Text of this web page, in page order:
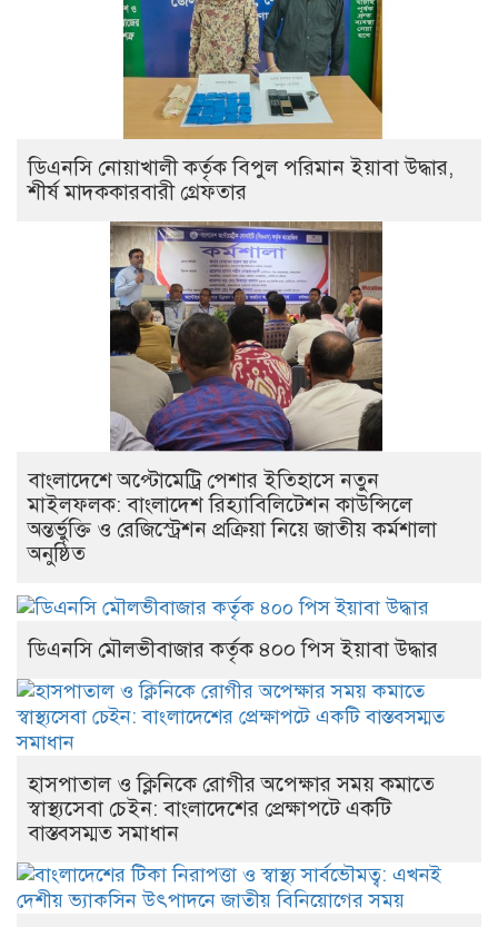
ডিএনসি নোয়াখালী কর্তৃক বিপুল পরিমান ইয়াবা উদ্ধার,
শীর্ষ মাদককারবারী গ্রেফতার
বাংলাদেশে অপ্টোমেট্রি পেশার ইতিহাসে নতুন
মাইলফলক: বাংলাদেশ রিহ্যাবিলিটেশন কাউন্সিলে
অন্তর্ভুক্তি ও রেজিস্ট্রেশন প্রক্রিয়া নিয়ে জাতীয় কর্মশালা
অনুষ্ঠিত
ডিএনসি মৌলভীবাজার কর্তৃক ৪০০ পিস ইয়াবা উদ্ধার
হাসপাতাল ও ক্লিনিকে রোগীর অপেক্ষার সময় কমাতে
স্বাস্থ্যসেবা চেইন: বাংলাদেশের প্রেক্ষাপটে একটি
বাস্তবসম্মত সমাধান